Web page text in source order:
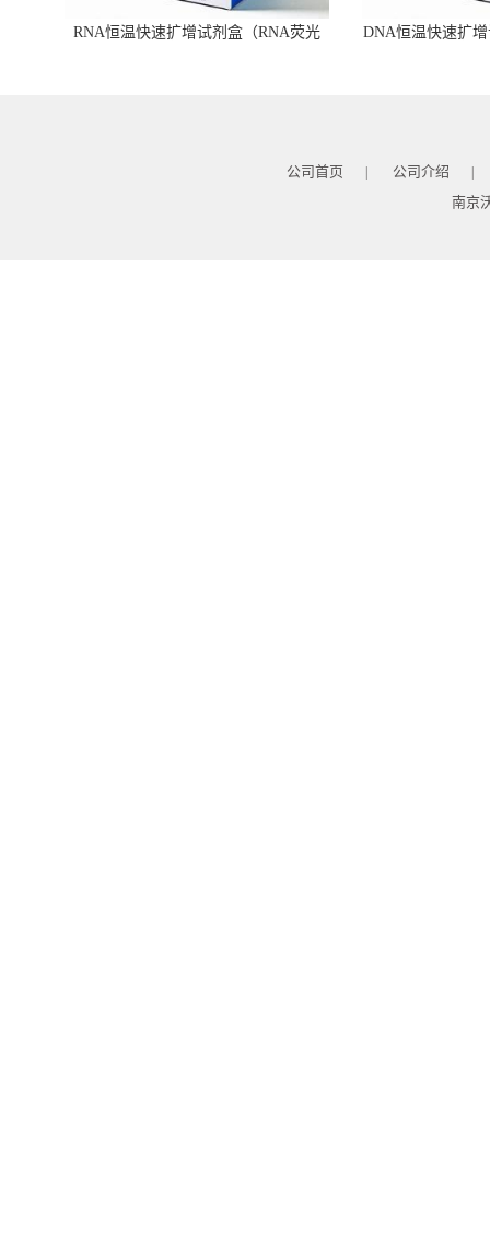
RNA恒温快速扩增试剂盒（RNA荧光
DNA恒温快速扩
公司首页 | 公司介绍 |
南京